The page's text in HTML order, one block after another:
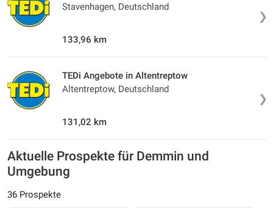
❯
Stavenhagen, Deutschland
133,96 km
❯
TEDi Angebote in Altentreptow
Altentreptow, Deutschland
131,02 km
Aktuelle Prospekte für Demmin und
Umgebung
36 Prospekte